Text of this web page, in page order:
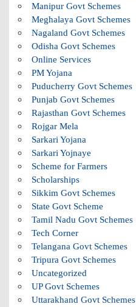
Manipur Govt Schemes
Meghalaya Govt Schemes
Nagaland Govt Schemes
Odisha Govt Schemes
Online Services
PM Yojana
Puducherry Govt Schemes
Punjab Govt Schemes
Rajasthan Govt Schemes
Rojgar Mela
Sarkari Yojana
Sarkari Yojnaye
Scheme for Farmers
Scholarships
Sikkim Govt Schemes
State Govt Scheme
Tamil Nadu Govt Schemes
Tech Corner
Telangana Govt Schemes
Tripura Govt Schemes
Uncategorized
UP Govt Schemes
Uttarakhand Govt Schemes